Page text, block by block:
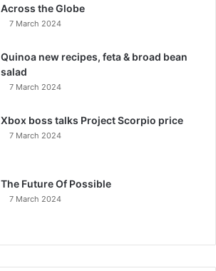
Across the Globe
7 March 2024
Quinoa new recipes, feta & broad bean
salad
7 March 2024
Xbox boss talks Project Scorpio price
7 March 2024
The Future Of Possible
7 March 2024